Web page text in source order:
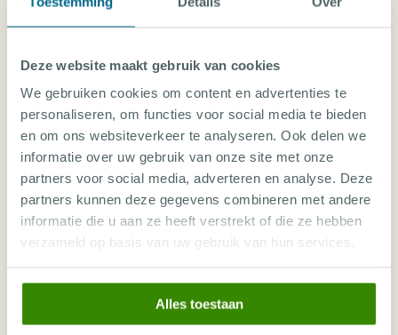
Deze website maakt gebruik van cookies
We gebruiken cookies om content en advertenties te
personaliseren, om functies voor social media te bieden
en om ons websiteverkeer te analyseren. Ook delen we
informatie over uw gebruik van onze site met onze
partners voor social media, adverteren en analyse. Deze
partners kunnen deze gegevens combineren met andere
informatie die u aan ze heeft verstrekt of die ze hebben
verzameld op basis van uw gebruik van hun services.
Alles toestaan
€2.595
13 van 36 plekken vrij
SPECIAL 12 - 19 SEP 2026
Classic North
Dharavandhoo (MLE)
vanaf
€2.595,-
€3.243,-
SPECIAL 19 - 26 SEP 2026
7 nachten
ROUTE
Classic North
Dharavandhoo (MLE) op Male (MLE)
vanaf
€ 2.595
€ 3.243,-
26 SEP - 3 OCT 2026
Male (MLE) op Male (MLE)